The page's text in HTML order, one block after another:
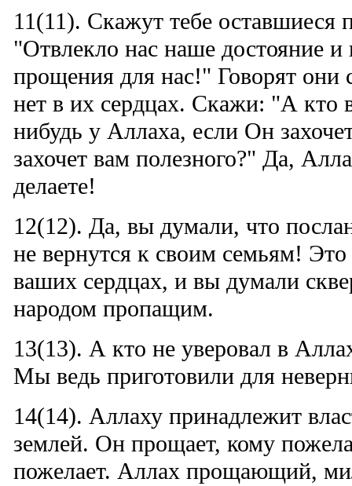
11(11). Скажут тебе оставшиеся
"Отвлекло нас наше достояние
прощения для нас!" Говорят они
нет в их сердцах. Скажи: "А кто
нибудь у Аллаха, если Он
захочет вам полезного?" Да,
делаете!
12(12). Да, вы думали, что
не вернутся к своим семьям!
ваших сердцах, и вы думали
народом пропащим.
13(13). А кто не уверовал в
Мы ведь приготовили для
14(14). Аллаху принадлежит
землей. Он прощает, кому
пожелает. Аллах прощающий,